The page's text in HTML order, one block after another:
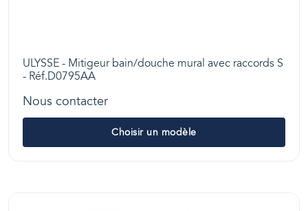
ULYSSE - Mitigeur bain/douche mural avec raccords S
- Réf.D0795AA
Nous contacter
Choisir un modèle